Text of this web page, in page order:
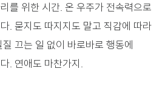
를 위한 시간. 온 우주가 전속력으로
. 묻지도 따지지도 말고 직감에 따라
끄는 일 없이 바로바로 행동에
. 연애도 마찬가지.